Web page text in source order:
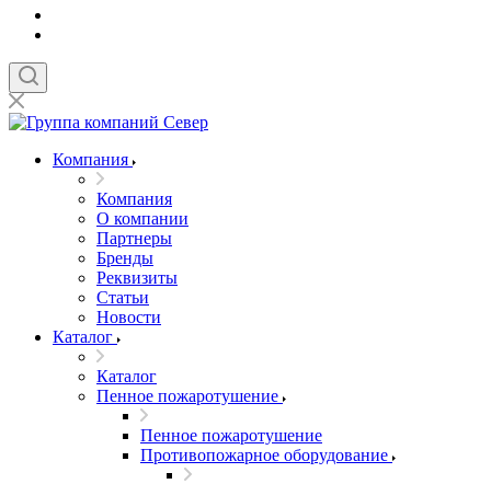
Компания
Компания
О компании
Партнеры
Бренды
Реквизиты
Статьи
Новости
Каталог
Каталог
Пенное пожаротушение
Пенное пожаротушение
Противопожарное оборудование